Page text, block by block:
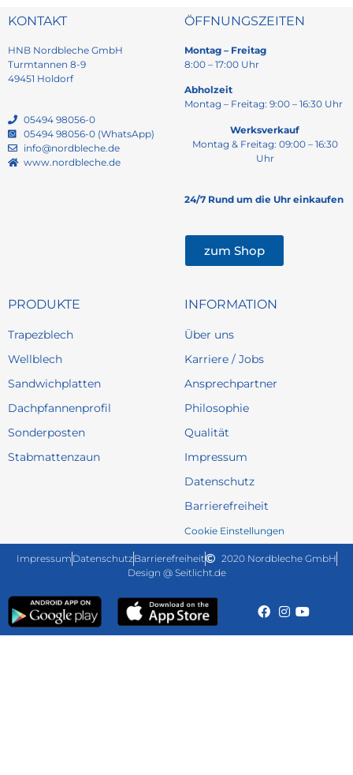
KONTAKT
HNB Nordbleche GmbH
Turmtannen 8-9
49451 Holdorf
05494 98056-0
05494 98056-0 (WhatsApp)
info@nordbleche.de
www.nordbleche.de
ÖFFNUNGSZEITEN
Montag – Freitag
8:00 – 17:00 Uhr
Abholzeit
Montag – Freitag: 9:00 – 16:30 Uhr
Werksverkauf
Montag & Freitag: 09:00 – 16:30
Uhr
24/7 Rund um die Uhr einkaufen
zum Shop
PRODUKTE
Trapezblech
Wellblech
Sandwichplatten
Dachpfannenprofil
Sonderposten
Stabmattenzaun
INFORMATION
Über uns
Karriere / Jobs
Ansprechpartner
Philosophie
Qualität
Impressum
Datenschutz
Barrierefreiheit
Cookie Einstellungen
Impressum DatenschutzBarrierefreiheit
2020 Nordbleche GmbH
Design @ Seitlicht.de